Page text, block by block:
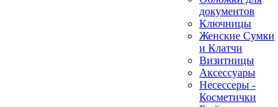
документов
Ключницы
Женские Сумки
и Клатчи
Визитницы
Аксессуары
Несессеры -
Косметички